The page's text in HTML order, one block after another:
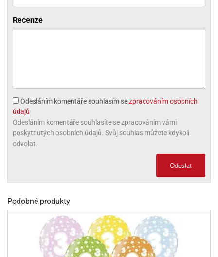
Recenze
Odesláním komentáře souhlasím sezpracováním osobních
údajů
Odesláním komentáře souhlasíte se zpracováním vámi
poskytnutých osobních údajů. Svůj souhlas můžete kdykoli
odvolat.
Odeslat
Podobné produkty